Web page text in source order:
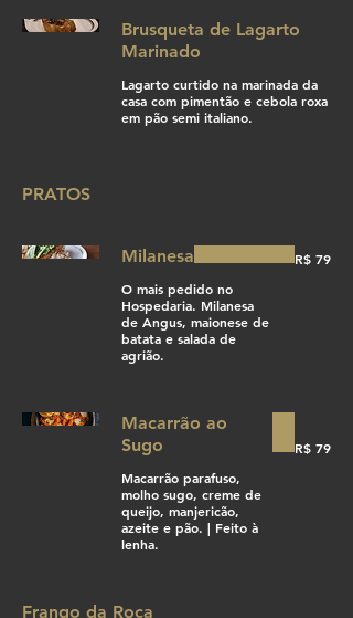
Brusqueta de Lagarto
Marinado
Lagarto curtido na marinada da
casa com pimentão e cebola roxa
em pão semi italiano.
PRATOS
Milanesa
O mais pedido no
Hospedaria. Milanesa
de Angus, maionese de
batata e salada de
agrião.
R$ 79
Macarrão ao
Sugo
Macarrão parafuso,
molho sugo, creme de
queijo, manjericão,
azeite e pão. | Feito à
lenha.
R$ 79
Frango da Roça